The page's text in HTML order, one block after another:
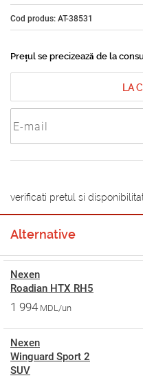
Cod produs: AT-38531
Prețul se precizează de la
LA
verificati pretul si
Alternative
Nexen
Roadian HTX RH5
1 994 MDL/un
Nexen
Winguard Sport 2
SUV